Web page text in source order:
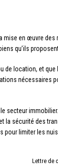
mise en œuvre
qu’ils
de location, et
nécessaires
secteur
la sécurité des
pour limiter les
Lettre de